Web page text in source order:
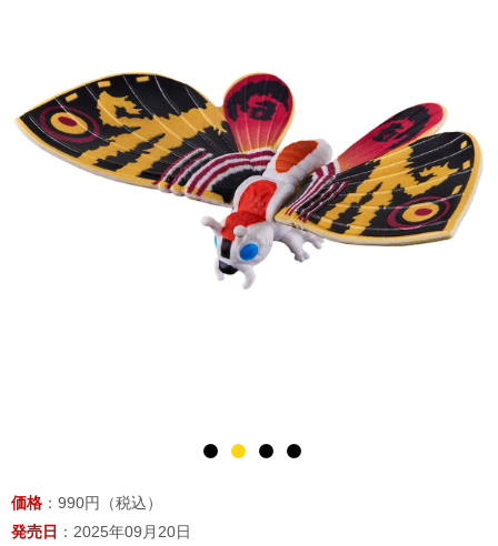
価格 ：990円（税込）
発売日 ：2025年09月20日